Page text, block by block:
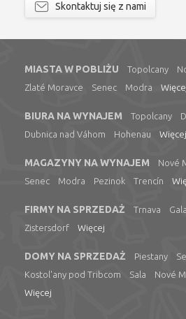
Skontaktuj się z nami
MIASTA W POBLIŻU Topolcany
Zlaté Moravce
Senec Modra
BIURA NA WYNAJEM Topolcany
Dubnica nad Váhom
Hohenau Więcej
MAGAZYNY NA WYNAJEM
Nové
Senec
Modra Pezinok Trencín
FIRMY NA SPRZEDAŻ Trnava
Zistersdorf
Więcej
DOMY NA SPRZEDAŻ Piestany
Kostol'any pod Tribcom
Sala
Nové
Więcej